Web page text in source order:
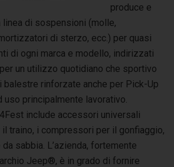
produce e
linea di sospensioni (molle,
di sterzo, ecc.) per quasi
di ogni marca e modello, indirizzati
un utilizzo quotidiano che sportivo
balestre rinforzate anche per Pick-Up
uso principalmente lavorativo.
include accessori universali
traino, i compressori per il gonfiaggio,
sabbia. L’azienda, fortemente
Jeep®, è in grado di fornire